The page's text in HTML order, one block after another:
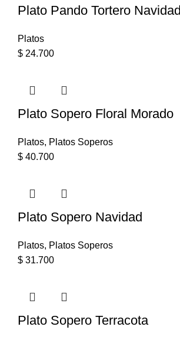
Plato Pando Tortero Navidad
Platos
$ 24.700
Plato Sopero Floral Morado
Platos, Platos Soperos
$ 40.700
Plato Sopero Navidad
Platos, Platos Soperos
$ 31.700
Plato Sopero Terracota